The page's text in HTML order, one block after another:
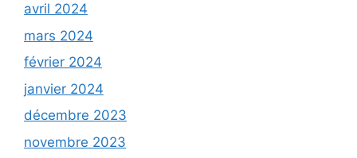
avril 2024
mars 2024
février 2024
janvier 2024
décembre 2023
novembre 2023